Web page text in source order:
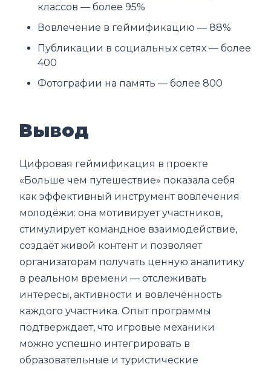
классов — более 95%
Вовлечение в геймификацию — 88%
Публикации в социальных сетях — более
400
Фотографии на память — более 800
Вывод
Цифровая геймификация в проекте
«Больше чем путешествие» показала себя
как эффективный инструмент вовлечения
молодёжи: она мотивирует участников,
стимулирует командное взаимодействие,
создаёт живой контент и позволяет
организаторам получать ценную аналитику
в реальном времени — отслеживать
интересы, активности и вовлечённость
каждого участника. Опыт программы
подтверждает, что игровые механики
можно успешно интегрировать в
образовательные и туристические